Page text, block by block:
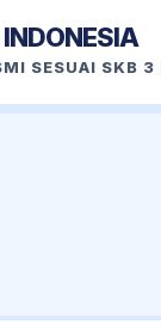
SESUAI SKB